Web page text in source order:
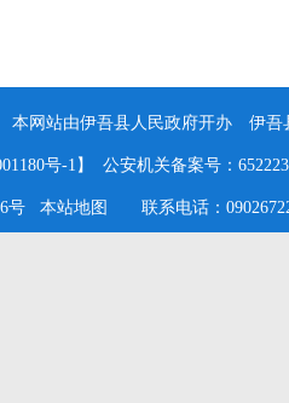
本网站由伊吾县人民政府开办 伊吾
号-1】 公安机关备案号：
号 本站地图 联系电话：